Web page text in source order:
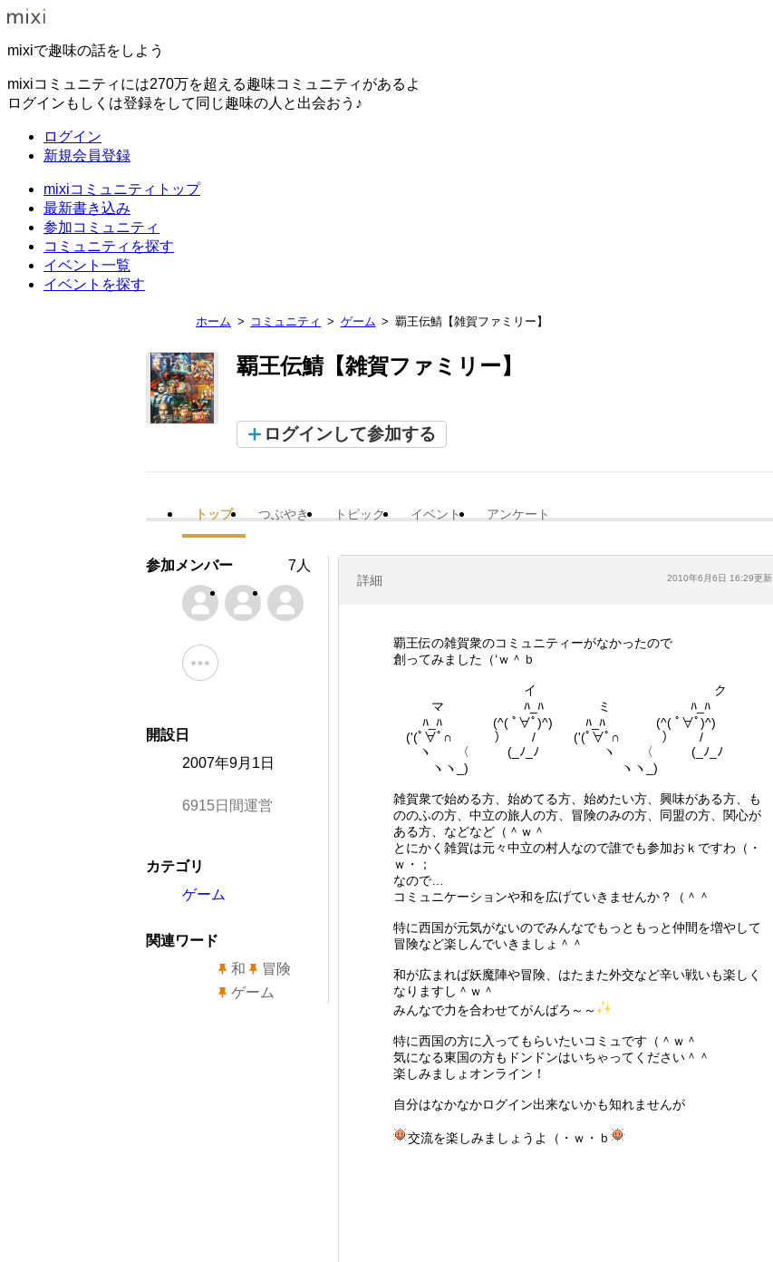
mixiで趣味の話をしよう
mixiコミュニティには270万を超える趣味コミュニティがあるよ
ログインもしくは登録をして同じ趣味の人と出会おう♪
ログイン
新規会員登録
mixiコミュニティトップ
最新書き込み
参加コミュニティ
コミュニティを探す
イベント一覧
イベントを探す
ホーム コミュニティ ゲーム 覇王伝鯖【雑賀ファミリー】
覇王伝鯖【雑賀ファミリー】
ログインして参加する
トップ つぶやき トピック イベント アンケート
詳細 2010年6月6日 16:29更新
覇王伝の雑賀衆のコミュニティーがなかったので
創ってみました（‘ｗ＾ｂ
イ ク
マ ﾊ_ﾊ ミ ﾊ_ﾊ
ﾊ_ﾊ (^( ﾟ∀ﾟ)^) ﾊ_ﾊ (^( ﾟ∀ﾟ)^)
('(ﾟ∀ﾟ∩ ） / ('(ﾟ∀ﾟ∩ ） /
ヽ 〈 (_ﾉ_ﾉ ヽ 〈 (_ﾉ_ﾉ
ヽヽ_) ヽヽ_)
雑賀衆で始める方、始めてる方、始めたい方、興味がある方、も
ののふの方、中立の旅人の方、冒険のみの方、同盟の方、関心が
ある方、などなど（＾ｗ＾
とにかく雑賀は元々中立の村人なので誰でも参加おｋですわ（・
ｗ・；
なので…
コミュニケーションや和を広げていきませんか？（＾＾
特に西国が元気がないのでみんなでもっともっと仲間を増やして
冒険など楽しんでいきましょ＾＾
和が広まれば妖魔陣や冒険、はたまた外交など辛い戦いも楽しく
なりますし＾ｗ＾
みんなで力を合わせてがんばろ～～
特に西国の方に入ってもらいたいコミュです（＾ｗ＾
気になる東国の方もドンドンはいちゃってください＾＾
楽しみましょオンライン！
自分はなかなかログイン出来ないかも知れませんが
交流を楽しみましょうよ（・ｗ・ｂ
参加メンバー 7人
開設日
2007年9月1日
6915日間運営
カテゴリ
ゲーム
関連ワード
和
冒険
ゲーム